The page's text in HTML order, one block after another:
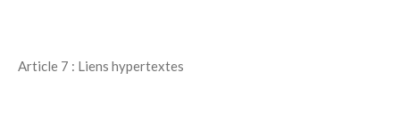
Article 7 : Liens hypertextes